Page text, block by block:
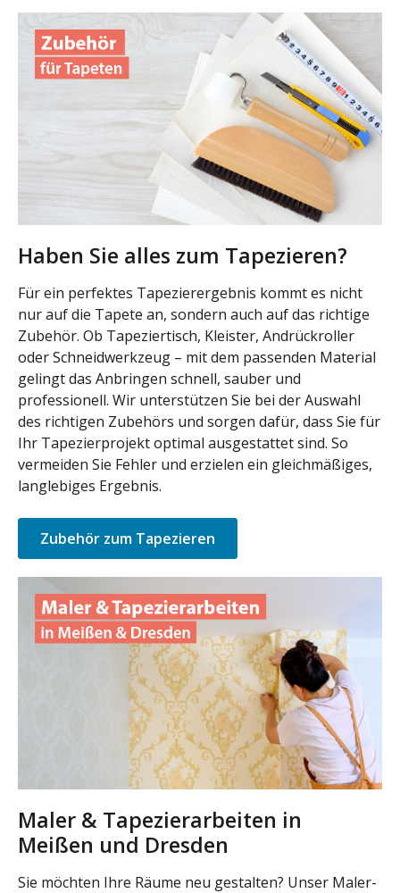
Haben Sie alles zum Tapezieren?
Für ein perfektes Tapezierergebnis kommt es nicht
nur auf die Tapete an, sondern auch auf das richtige
Zubehör. Ob Tapeziertisch, Kleister, Andrückroller
oder Schneidwerkzeug – mit dem passenden Material
gelingt das Anbringen schnell, sauber und
professionell. Wir unterstützen Sie bei der Auswahl
des richtigen Zubehörs und sorgen dafür, dass Sie für
Ihr Tapezierprojekt optimal ausgestattet sind. So
vermeiden Sie Fehler und erzielen ein gleichmäßiges,
langlebiges Ergebnis.
Zubehör zum Tapezieren
Maler & Tapezierarbeiten in
Meißen und Dresden
Sie möchten Ihre Räume neu gestalten? Unser Maler-